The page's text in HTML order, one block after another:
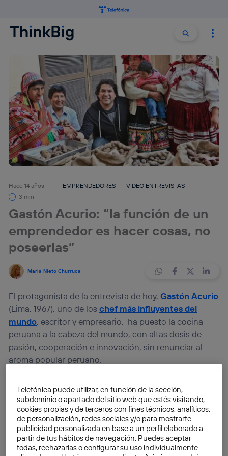
Buscar
Hace 14 años EMPRENDEDORES
VIDEO ENTREVISTAS
3 min
Gastón Acurio: “la función de un
emprendedor es hacer cosas, no
poseerlas”
Maria Nieto Churruca
El protagonista de la entrevista de hoy,Gastón Acurio
(Lima, 1967), uno de loschef más influyentes del
mundo, escritor y empresario, ha puesto la cocina
peruana a la cabeza del mundo, con altas dosis de
pasión, cooperación e innovación, sin renunciar al
aroma popular peruano.
[youtube]http://www.youtube.com/watch?
v=noVpopiHNA8[/youtube]
Telefónica puede utilizar, en función de la sección,
subdominio o apartado del sitio web que estés visitando,
cookies propias y de terceros con fines técnicos, analíticos,
de personalización, redes sociales y/o para mostrarte
publicidad personalizada en base a un perfil elaborado a
partir de tus hábitos de navegación. Puedes aceptar
todas, rechazarlas o configurar su uso individualmente